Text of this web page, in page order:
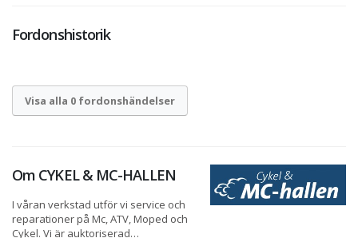
Fordonshistorik
Visa alla 0 fordonshändelser
Om CYKEL & MC-HALLEN
I våran verkstad utför vi service och
reparationer på Mc, ATV, Moped och
Cykel. Vi är auktoriserad